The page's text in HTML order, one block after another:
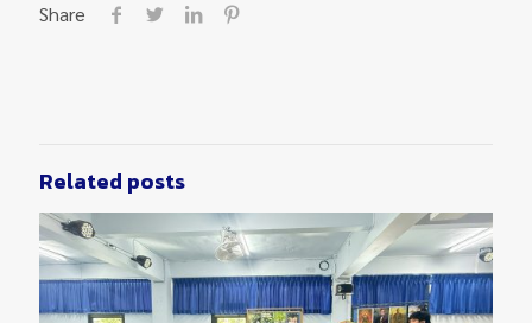
Share
Related posts